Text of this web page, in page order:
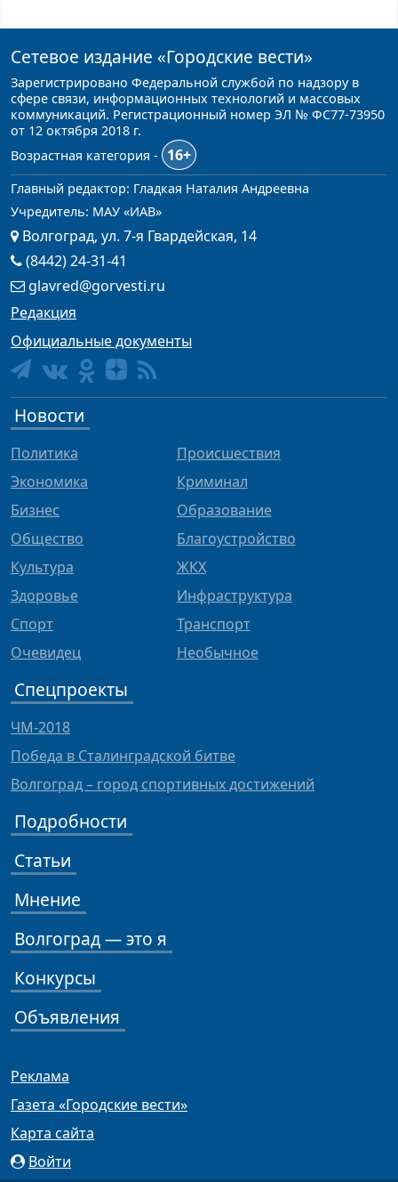
Сетевое издание «Городские вести»
Зарегистрировано Федеральной службой по надзору в
сфере связи, информационных технологий и массовых
коммуникаций. Регистрационный номер ЭЛ № ФС77-73950
от 12 октября 2018 г.
Возрастная категория -
16+
Главный редактор: Гладкая Наталия Андреевна
Учредитель: МАУ «ИАВ»
Волгоград, ул. 7-я Гвардейская, 14
(8442) 24-31-41
glavred@gorvesti.ru
Редакция
Официальные документы
Новости
Политика
Экономика
Бизнес
Общество
Культура
Здоровье
Спорт
Очевидец
Происшествия
Криминал
Образование
Благоустройство
ЖКХ
Инфраструктура
Транспорт
Необычное
Спецпроекты
ЧМ-2018
Победа в Сталинградской битве
Волгоград – город спортивных достижений
Подробности
Статьи
Мнение
Волгоград — это я
Конкурсы
Объявления
Реклама
Газета «Городские вести»
Карта сайта
Войти